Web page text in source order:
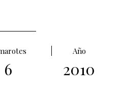
Año
6 2010